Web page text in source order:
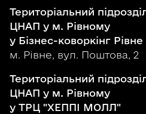
Територіальний
ЦНАП у м. Рівному
у Бізнес-коворкінг Рівне
м. Рівне, вул. Поштова, 2
Територіальний
ЦНАП у м. Рівному
у ТРЦ "ХЕППІ МОЛЛ"